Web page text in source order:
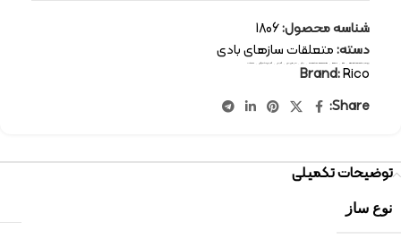
شناسه محصول:1806
دسته:متعلقات سازهای بادی
ریکو قمیش قمیش ساکسوفون
Brand:Rico
Share:
توضیحات تکمیلی
نوع ساز